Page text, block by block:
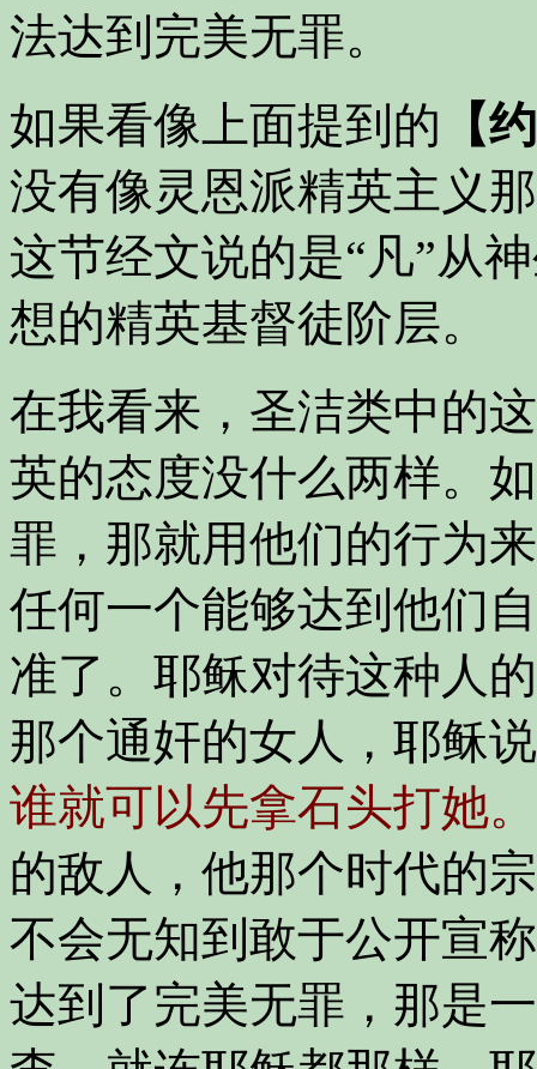
法达到完美无罪。
如果看像上面提到的 【
没有像灵恩派精英主义
这节经文说的是“凡”从
想的精英基督徒阶层。
在我看来，圣洁类中的
英的态度没什么两样。
罪，那就用他们的行为
任何一个能够达到他们
准了。耶稣对待这种人
那个通奸的女人，耶稣
谁就可以先拿石头打她
的敌人，他那个时代的
不会无知到敢于公开宣
达到了完美无罪，那是